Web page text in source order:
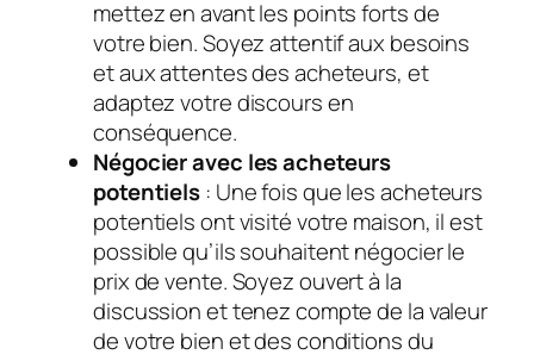
mettez en avant les points forts de
votre bien. Soyez attentif aux besoins
et aux attentes des acheteurs, et
adaptez votre discours en
conséquence.
Négocier avec les acheteurs
potentiels : Une fois que les acheteurs
potentiels ont visité votre maison, il est
possible qu’ils souhaitent négocier le
prix de vente. Soyez ouvert à la
discussion et tenez compte de la valeur
de votre bien et des conditions du